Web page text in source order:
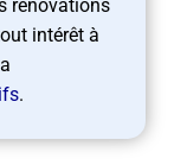
rénovations
intérêt à
.